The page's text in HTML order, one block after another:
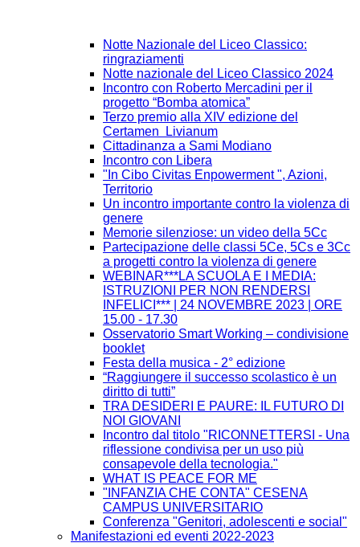
Notte Nazionale del Liceo Classico:
ringraziamenti
Notte nazionale del Liceo Classico 2024
Incontro con Roberto Mercadini per il
progetto “Bomba atomica”
Terzo premio alla XIV edizione del
Certamen Livianum
Cittadinanza a Sami Modiano
Incontro con Libera
"In Cibo Civitas Enpowerment ", Azioni,
Territorio
Un incontro importante contro la violenza di
genere
Memorie silenziose: un video della 5Cc
Partecipazione delle classi 5Ce, 5Cs e 3Cc
a progetti contro la violenza di genere
WEBINAR***LA SCUOLA E I MEDIA:
ISTRUZIONI PER NON RENDERSI
INFELICI*** | 24 NOVEMBRE 2023 | ORE
15.00 - 17.30
Osservatorio Smart Working – condivisione
booklet
Festa della musica - 2° edizione
“Raggiungere il successo scolastico è un
diritto di tutti”
TRA DESIDERI E PAURE: IL FUTURO DI
NOI GIOVANI
Incontro dal titolo "RICONNETTERSI - Una
riflessione condivisa per un uso più
consapevole della tecnologia."
WHAT IS PEACE FOR ME
"INFANZIA CHE CONTA" CESENA
CAMPUS UNIVERSITARIO
Conferenza "Genitori, adolescenti e social"
Manifestazioni ed eventi 2022-2023